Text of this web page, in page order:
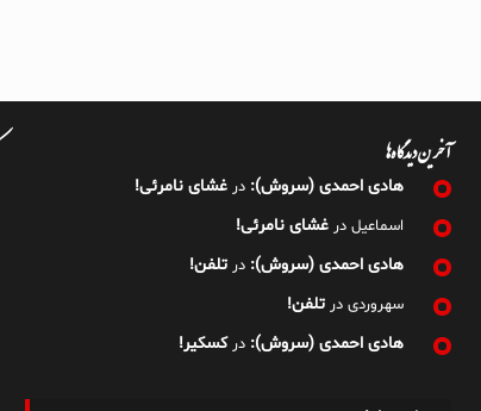
آخرین دیدگاه‌ها
هادی احمدی (سروش): درغشای نامرئی!
اسماعیل درغشای نامرئی!
هادی احمدی (سروش): درتلفن!
سهروردی درتلفن!
هادی احمدی (سروش): درکسکیر!